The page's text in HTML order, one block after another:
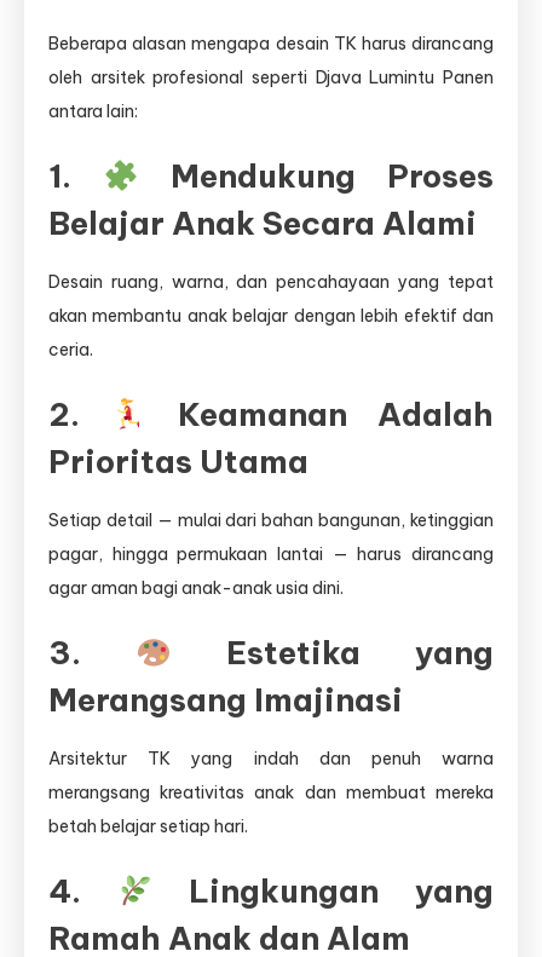
Beberapa alasan mengapa desain TK harus dirancang
oleh arsitek profesional seperti Djava Lumintu Panen
antara lain:
1.
Mendukung Proses
Belajar Anak Secara Alami
Desain ruang, warna, dan pencahayaan yang tepat
akan membantu anak belajar dengan lebih efektif dan
ceria.
2.
Keamanan Adalah
Prioritas Utama
Setiap detail — mulai dari bahan bangunan, ketinggian
pagar, hingga permukaan lantai — harus dirancang
agar aman bagi anak-anak usia dini.
3.
Estetika yang
Merangsang Imajinasi
Arsitektur TK yang indah dan penuh warna
merangsang kreativitas anak dan membuat mereka
betah belajar setiap hari.
4.
Lingkungan yang
Ramah Anak dan Alam